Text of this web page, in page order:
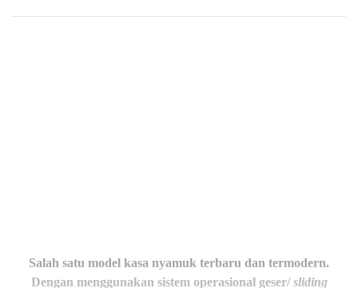
Salah satu model kasa nyamuk terbaru dan termodern.
Dengan menggunakan sistem operasional geser/sliding